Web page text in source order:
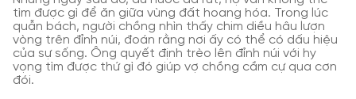
tìm được gì để ăn giữa vùng đất hoang hóa. Trong lúc
quẫn bách, người chồng nhìn thấy chim diều hâu lượn
vòng trên đỉnh núi, đoán rằng nơi ấy có thể có dấu hiệu
của sự sống. Ông quyết định trèo lên đỉnh núi với hy
vọng tìm được thứ gì đó giúp vợ chồng cầm cự qua cơn
đói.